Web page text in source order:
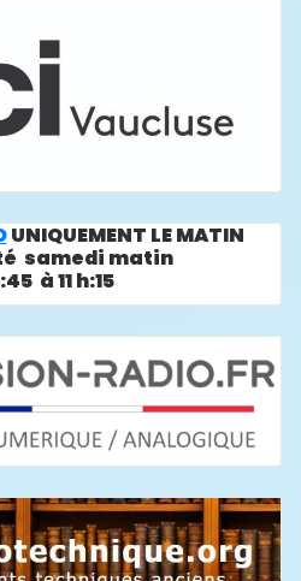
UNIQUEMENT LE MATIN
samedi matin
à 11 h:15